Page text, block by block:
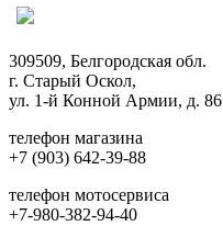
309509, Белгородская обл.
г. Старый Оскол,
ул. 1-й Конной Армии, д. 86
телефон магазина
+7 (903) 642-39-88
телефон мотосервиса
+7-980-382-94-40